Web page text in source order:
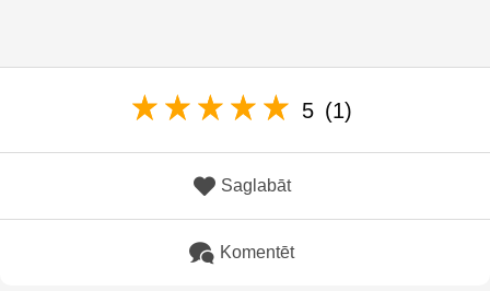
5 (1)
Saglabāt
Komentēt